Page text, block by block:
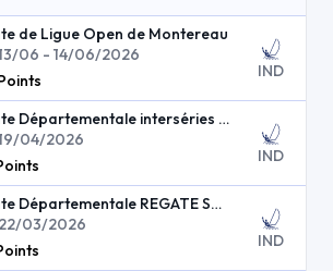
de Ligue Open de Montereau
06 - 14/06/2026
IND
Régate Départementale interséries dériveur
04/2026
IND
Régate Départementale REGATE SOUP DAY
22/03/2026
IND